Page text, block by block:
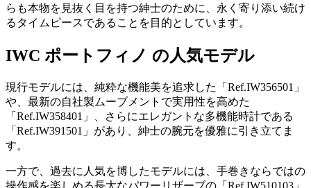
らも本物を見抜く目を持つ紳士のために、永く寄り添い続け
るタイムピースであることを目的としています。
IWC ポートフィノ の人気モデル
現行モデルには、純粋な機能美を追求した「Ref.IW356501」
や、最新の自社製ムーブメントで実用性を高めた
「Ref.IW358401」、さらにエレガントな多機能時計である
「Ref.IW391501」があり、紳士の腕元を優雅に引き立てま
す。
一方で、過去に人気を博したモデルには、手巻きならではの
操作感を楽しめる長大なパワーリザーブの「Ref.IW510103」